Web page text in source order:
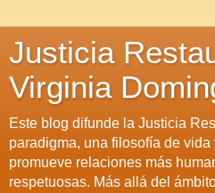
Justicia
Virginia
Este blog difunde la Justicia
paradigma, una filosofía de
promueve relaciones más
respetuosas. Más allá del